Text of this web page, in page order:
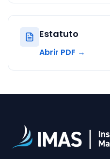
Estatuto
Abrir PDF →